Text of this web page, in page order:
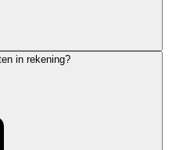
in rekening?